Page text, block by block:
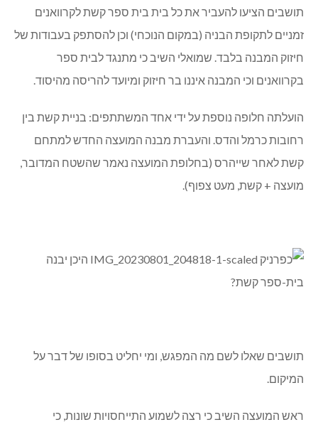
תושבים הציעו להעביר את כל בית בית ספר קשת לקרוואנים
זמניים לתקופת הבניה (במקום הנוכחי) וכן להסתפק בעבודות של
חיזוק המבנה בלבד. שמואלי השיב כי מתנגד לבית ספר
בקרוואנים וכי המבנה איננו בר חיזוק ומיועד להריסה מהיסוד.
הועלתה חלופה נוספת על ידי אחד המשתתפים: בניית קשת בין
רחובות כרמל והדס. והעברת מבנה המועצה החדש למתחם
קשת לאחר שייהרס (בחלופת המועצה נאמר שהשטח המדובר,
מועצה + קשת, מעט צפוף).
תושבים שאלו לשם מה המפגש, ומי יחליט בסופו של דבר על
המיקום.
ראש המועצה השיב כי רצה לשמוע התייחסויות שונות, כי